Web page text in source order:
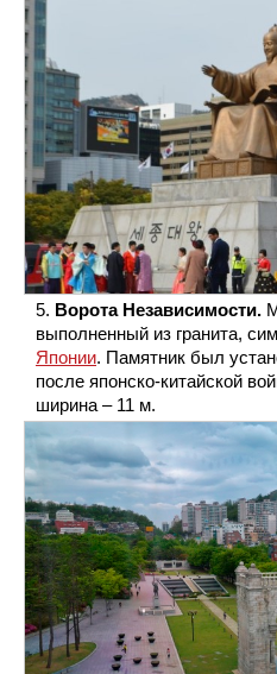
Ворота Независимости.
выполненный из гранита,
Японии. Памятник был
после японско-китайской
ширина – 11 м.